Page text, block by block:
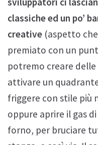
classiche ed un po’
creative (aspetto
premiato con un
potremo creare delle
attivare un
friggere con stile più
oppure aprire il gas
forno, per bruciare